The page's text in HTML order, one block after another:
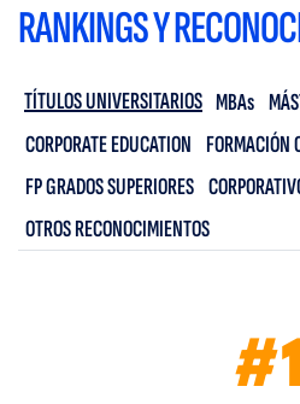
RANKINGS Y
TÍTULOS UNIVERSITARIOS MBAs
CORPORATE EDUCATION FORMACIÓN
FP GRADOS SUPERIORES
OTROS RECONOCIMIENTOS